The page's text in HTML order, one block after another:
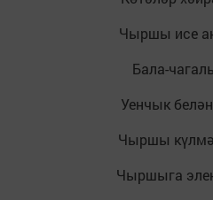
Чыршы исе
Бала-
Уенчык
Чыршы
Чыршыга